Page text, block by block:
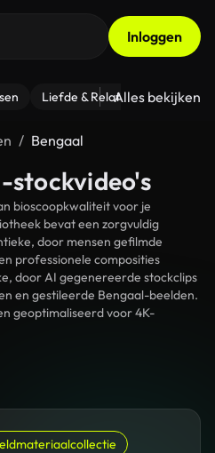
Inloggen
Liefde & Relaties - Fitness
Alles bekijken
Bengaal
stockvideo's
bioscoopkwaliteit voor je
bevat een zorgvuldig
door mensen gefilmde
professionele composities
door AI gegenereerde stockclips
en gestileerde Bengaal-beelden.
geoptimaliseerd voor 4K-